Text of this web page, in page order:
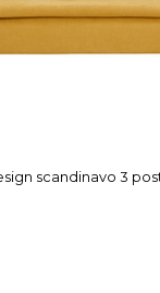
scandinavo 3